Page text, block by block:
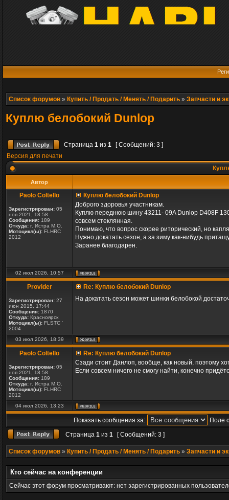
Список форумов » Купить / Продать / Менять / Подарить » Запчасти и
Куплю белобокий Dunlop
Страница 1 из 1
[ Сообщений: 3 ]
Версия для печати
Автор
Paolo Coltello
Зарегистрирован: 05
ноя 2021, 18:58
Сообщения: 189
Откуда: г. Истра М.О.
Мотоцикл(ы): FLHRC
2012
Куплю белобокий Dunlop
Доброго здоровья участникам.
Куплю переднюю шину 43211- 09A Dunlop D408F
совсем стеклянная.
Понимаю, что вопрос скорее риторический, но
Нужно докатать сезон, а за зиму как-нибудь
Заранее благодарен.
02 июл 2026, 10:57
Provider
Зарегистрирован: 27
июн 2015, 17:44
Сообщения: 1870
Откуда: Красноярск
Мотоцикл(ы): FLSTC '
2004
Re: Куплю белобокий Dunlop
На докатать сезон может шинки белобокой
03 июл 2026, 18:39
Paolo Coltello
Зарегистрирован: 05
ноя 2021, 18:58
Сообщения: 189
Откуда: г. Истра М.О.
Мотоцикл(ы): FLHRC
2012
Re: Куплю белобокий Dunlop
Сзади стоит Данлоп, вообще, как новый, поэтому
Если совсем ничего не смогу найти, конечно
04 июл 2026, 13:23
Показать сообщения за:
Поле
Страница 1 из 1 [ Сообщений: 3 ]
Список форумов » Купить / Продать / Менять / Подарить » Запчасти и
Кто сейчас на конференции
Сейчас этот форум просматривают: нет зарегистрированных